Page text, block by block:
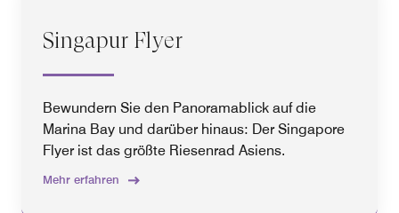
Singapur Flyer
Bewundern Sie den Panoramablick auf die
Marina Bay und darüber hinaus: Der Singapore
Flyer ist das größte Riesenrad Asiens.
Mehr erfahren